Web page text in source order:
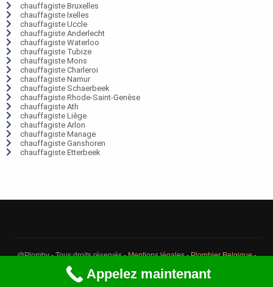
chauffagiste Bruxelles
chauffagiste Ixelles
chauffagiste Uccle
chauffagiste Anderlecht
chauffagiste Waterloo
chauffagiste Tubize
chauffagiste Mons
chauffagiste Charleroi
chauffagiste Namur
chauffagiste Schaerbeek
chauffagiste Rhode-Saint-Genèse
chauffagiste Ath
chauffagiste Liège
chauffagiste Arlon
chauffagiste Manage
chauffagiste Ganshoren
chauffagiste Etterbeek
@Plomby - Tous droits réservés -Mentions légales-Plombier Belgique-
Débouchage Belgique
Appelez maintenant